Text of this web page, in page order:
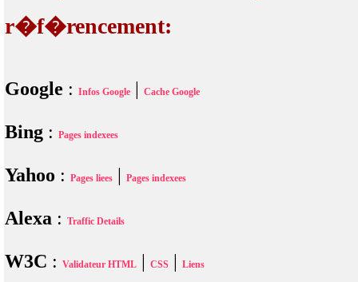
r�f�rencement:
Google : Infos Google Cache Google
Bing : Pages indexees
Yahoo : Pages liees Pages indexees
Alexa : Traffic Details
W3C : Validateur HTML CSS Liens